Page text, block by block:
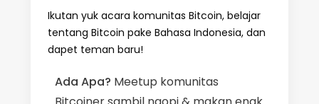
Ikutan yuk acara komunitas Bitcoin, belajar
tentang Bitcoin pake Bahasa Indonesia, dan
dapet teman baru!
Ada Apa? Meetup komunitas